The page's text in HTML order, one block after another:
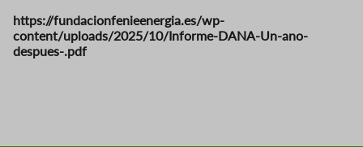
https://fundacionfenieenergia.es/wp-
content/uploads/2025/10/Informe-DANA-Un-ano-
despues-.pdf